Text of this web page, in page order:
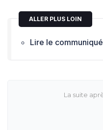
ALLER PLUS LOIN
Lire le communiqué